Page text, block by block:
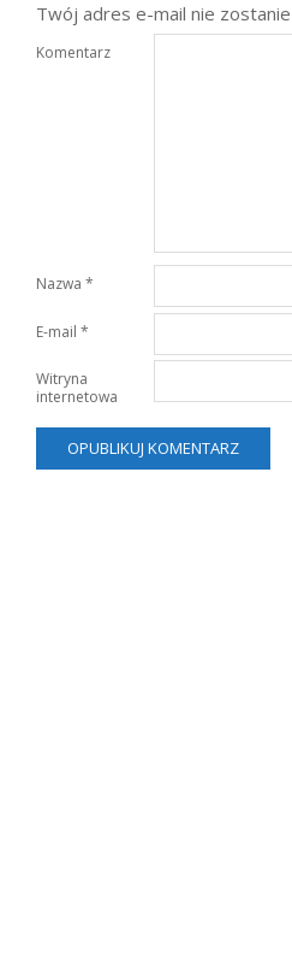
Twój adres e-mail nie
Komentarz
Nazwa *
E-mail *
Witryna
internetowa